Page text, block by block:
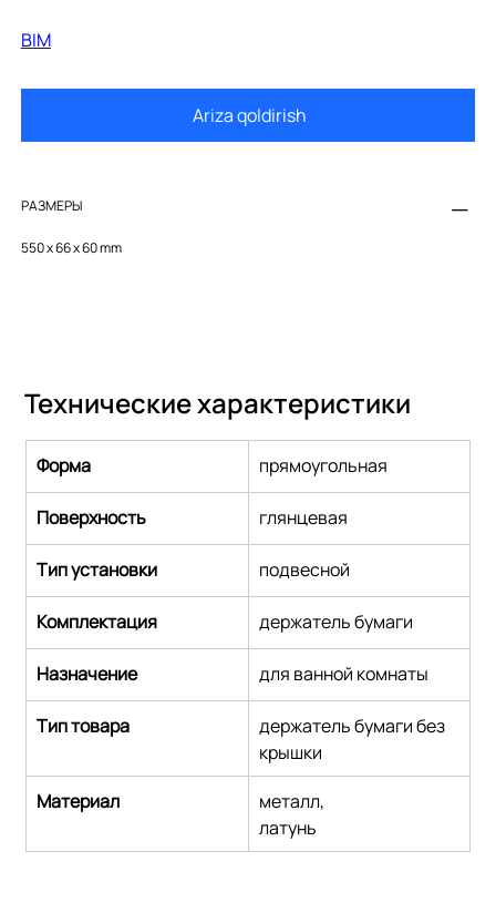
BIM
Ariza qoldirish
РАЗМЕРЫ
550 x 66 x 60 mm
Технические характеристики
Форма прямоугольная
Поверхность глянцевая
Тип установки подвесной
Комплектация держатель бумаги
Назначение для ванной комнаты
Тип товара
держатель бумаги без
крышки
Материал
металл,
латунь